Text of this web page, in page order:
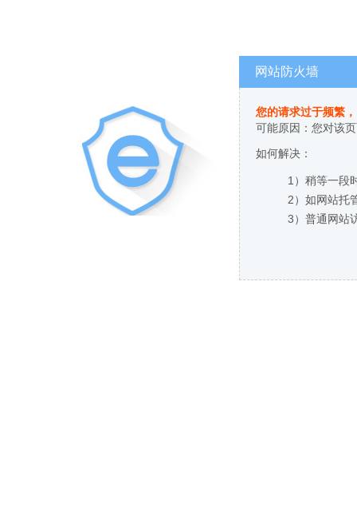
网站防火墙
您的请求过于频繁
可能原因：您对该
如何解决：
1）稍等一段
2）如网站托
3）普通网站